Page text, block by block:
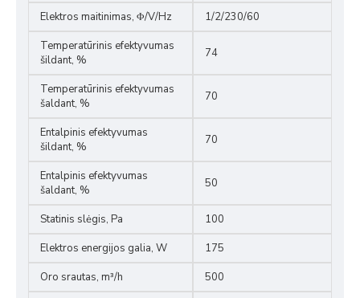
Elektros maitinimas, Φ/V/Hz
1/2/230/60
Temperatūrinis efektyvumas
šildant, %
74
Temperatūrinis efektyvumas
šaldant, %
70
Entalpinis efektyvumas
šildant, %
70
Entalpinis efektyvumas
šaldant, %
50
Statinis slėgis, Pa
100
Elektros energijos galia, W
175
Oro srautas, m³/h
500